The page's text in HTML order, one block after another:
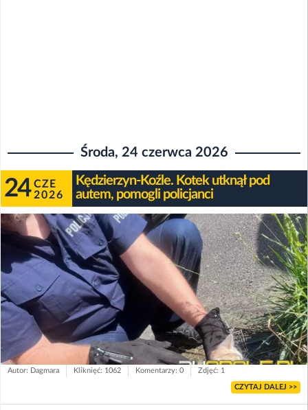
Środa, 24 czerwca 2026
24 CZE
2026
Kędzierzyn-Koźle. Kotek utknął pod
autem, pomogli policjanci
Autor: Dagmara Kliknięć: 1062 Komentarzy: 0 Zdjęć: 1
CZYTAJ DALEJ >>